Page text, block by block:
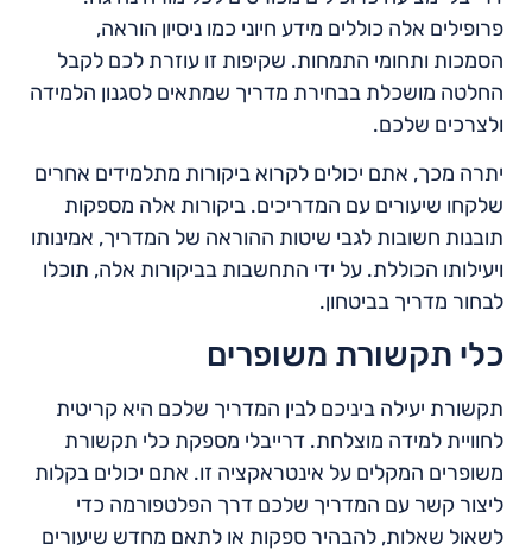
פרופילים אלה כוללים מידע חיוני כמו ניסיון הוראה,
הסמכות ותחומי התמחות. שקיפות זו עוזרת לכם לקבל
החלטה מושכלת בבחירת מדריך שמתאים לסגנון הלמידה
ולצרכים שלכם.
יתרה מכך, אתם יכולים לקרוא ביקורות מתלמידים אחרים
שלקחו שיעורים עם המדריכים. ביקורות אלה מספקות
תובנות חשובות לגבי שיטות ההוראה של המדריך, אמינותו
ויעילותו הכוללת. על ידי התחשבות בביקורות אלה, תוכלו
לבחור מדריך בביטחון.
כלי תקשורת משופרים
תקשורת יעילה ביניכם לבין המדריך שלכם היא קריטית
לחוויית למידה מוצלחת. דרייבלי מספקת כלי תקשורת
משופרים המקלים על אינטראקציה זו. אתם יכולים בקלות
ליצור קשר עם המדריך שלכם דרך הפלטפורמה כדי
לשאול שאלות, להבהיר ספקות או לתאם מחדש שיעורים